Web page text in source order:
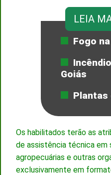
LEIA
Fogo
Goiás
Plantas
Os habilitados terão as
de assistência técnica em
agropecuárias e outras
exclusivamente em